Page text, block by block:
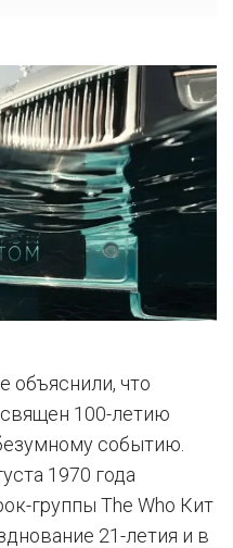
объяснили, что
100-летию
событию.
1970 года
группы The Who Кит
21-летия и в